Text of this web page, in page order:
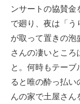
ンサートの協賛
で廻り、夜は「
が取って置きの泡
さんの凄いところ
と。何時もテー
ると唯の酔っ払い
んの家で土屋さん